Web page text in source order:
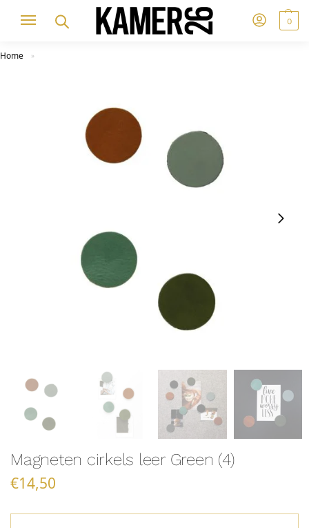
0
Home »
Magneten cirkels leer Green (4)
€14,50